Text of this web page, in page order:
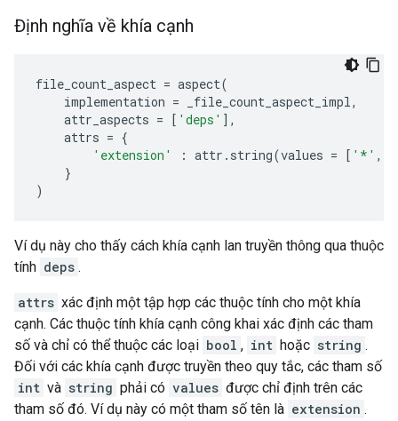
Định nghĩa về khía cạnh
file_count_aspect = aspect(
implementation = _file_count_aspect_impl,
attr_aspects = [ 'deps' ],
attrs = {
'extension'
: attr . string(values = [ '*' ,
}
)
Ví dụ này cho thấy cách khía cạnh lan truyền thông qua thuộc
tính deps .
attrs xác định một tập hợp các thuộc tính cho một khía
cạnh. Các thuộc tính khía cạnh công khai xác định các tham
số và chỉ có thể thuộc các loại bool , int hoặc string .
Đối với các khía cạnh được truyền theo quy tắc, các tham số
int và string phải có values được chỉ định trên các
tham số đó. Ví dụ này có một tham số tên là extension .